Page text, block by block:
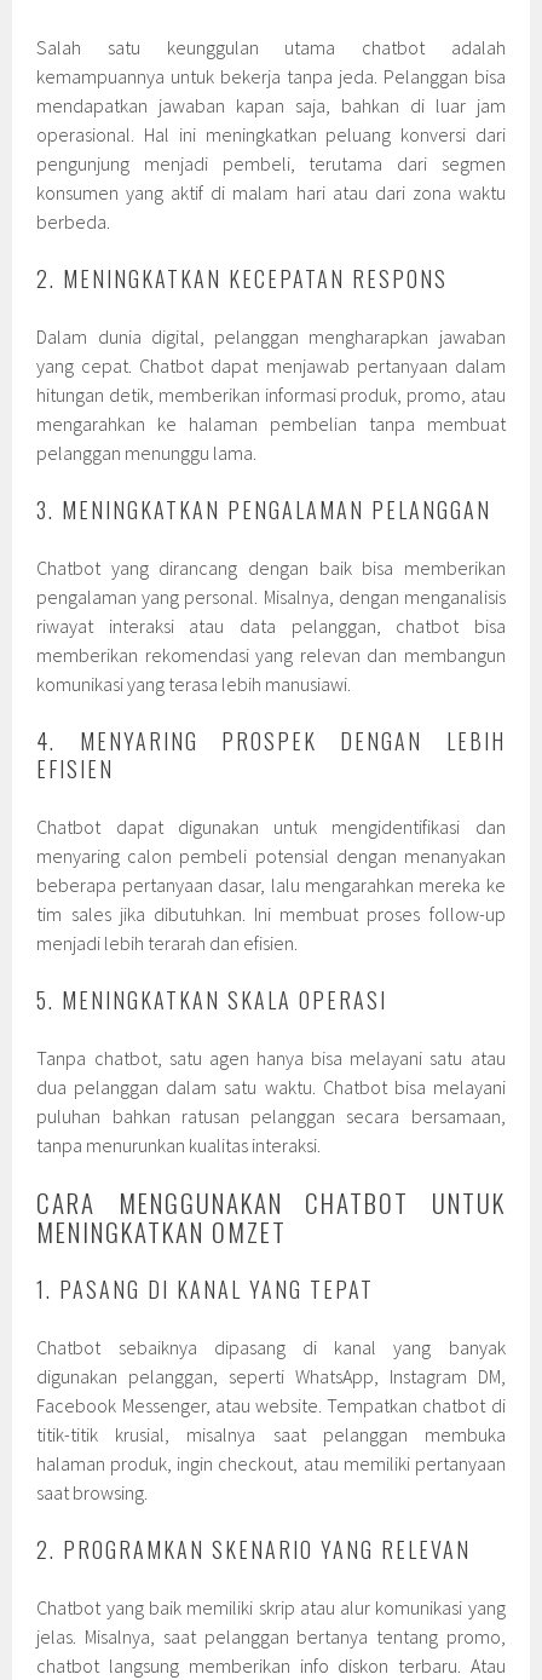
Salah satu keunggulan utama chatbot adalah
kemampuannya untuk bekerja tanpa jeda. Pelanggan bisa
mendapatkan jawaban kapan saja, bahkan di luar jam
operasional. Hal ini meningkatkan peluang konversi dari
pengunjung menjadi pembeli, terutama dari segmen
konsumen yang aktif di malam hari atau dari zona waktu
berbeda.
2. MENINGKATKAN KECEPATAN RESPONS
Dalam dunia digital, pelanggan mengharapkan jawaban
yang cepat. Chatbot dapat menjawab pertanyaan dalam
hitungan detik, memberikan informasi produk, promo, atau
mengarahkan ke halaman pembelian tanpa membuat
pelanggan menunggu lama.
3. MENINGKATKAN PENGALAMAN PELANGGAN
Chatbot yang dirancang dengan baik bisa memberikan
pengalaman yang personal. Misalnya, dengan menganalisis
riwayat interaksi atau data pelanggan, chatbot bisa
memberikan rekomendasi yang relevan dan membangun
komunikasi yang terasa lebih manusiawi.
4. MENYARING PROSPEK DENGAN LEBIH
EFISIEN
Chatbot dapat digunakan untuk mengidentifikasi dan
menyaring calon pembeli potensial dengan menanyakan
beberapa pertanyaan dasar, lalu mengarahkan mereka ke
tim sales jika dibutuhkan. Ini membuat proses follow-up
menjadi lebih terarah dan efisien.
5. MENINGKATKAN SKALA OPERASI
Tanpa chatbot, satu agen hanya bisa melayani satu atau
dua pelanggan dalam satu waktu. Chatbot bisa melayani
puluhan bahkan ratusan pelanggan secara bersamaan,
tanpa menurunkan kualitas interaksi.
CARA MENGGUNAKAN CHATBOT UNTUK
MENINGKATKAN OMZET
1. PASANG DI KANAL YANG TEPAT
Chatbot sebaiknya dipasang di kanal yang banyak
digunakan pelanggan, seperti WhatsApp, Instagram DM,
Facebook Messenger, atau website. Tempatkan chatbot di
titik-titik krusial, misalnya saat pelanggan membuka
halaman produk, ingin checkout, atau memiliki pertanyaan
saat browsing.
2. PROGRAMKAN SKENARIO YANG RELEVAN
Chatbot yang baik memiliki skrip atau alur komunikasi yang
jelas. Misalnya, saat pelanggan bertanya tentang promo,
chatbot langsung memberikan info diskon terbaru. Atau